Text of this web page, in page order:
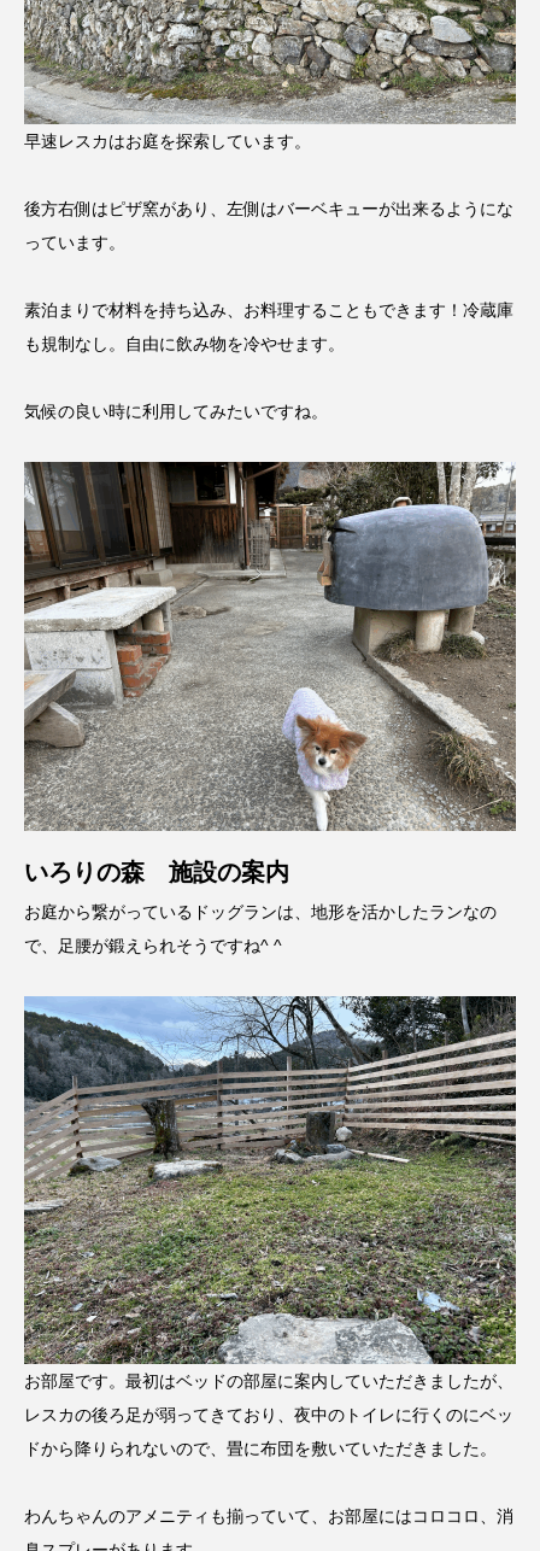
早速レスカはお庭を探索しています。
後方右側はピザ窯があり、左側はバーベキューが出来るようにな
っています。
素泊まりで材料を持ち込み、お料理することもできます！冷蔵庫
も規制なし。自由に飲み物を冷やせます。
気候の良い時に利用してみたいですね。
いろりの森 施設の案内
お庭から繋がっているドッグランは、地形を活かしたランなの
で、足腰が鍛えられそうですね^ ^
お部屋です。最初はベッドの部屋に案内していただきましたが、
レスカの後ろ足が弱ってきており、夜中のトイレに行くのにベッ
ドから降りられないので、畳に布団を敷いていただきました。
わんちゃんのアメニティも揃っていて、お部屋にはコロコロ、消